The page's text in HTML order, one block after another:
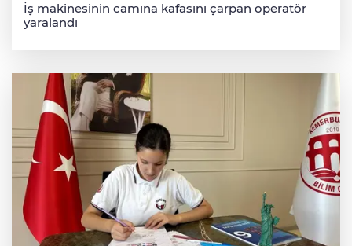
İş makinesinin camına kafasını çarpan operatör
yaralandı